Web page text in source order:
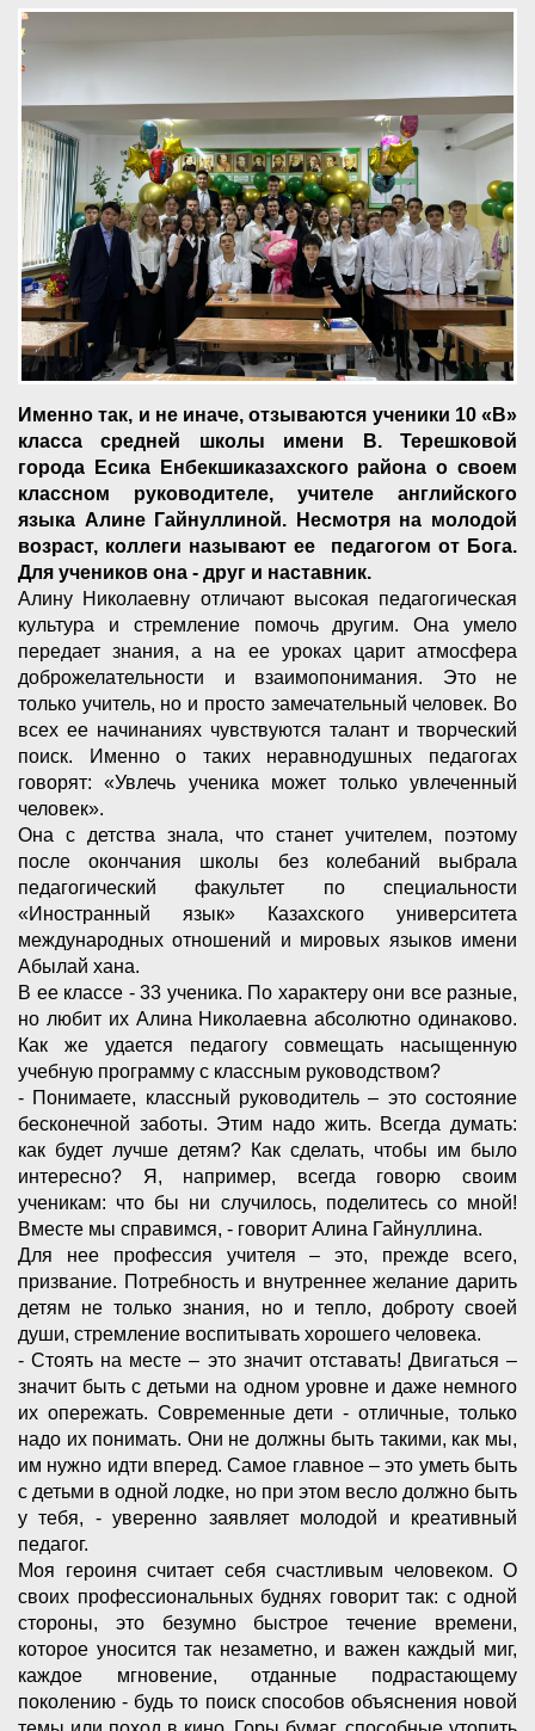
Именно так, и не иначе, отзываются ученики 10 «В»
класса средней школы имени В. Терешковой
города Есика Енбекшиказахского района о своем
классном руководителе, учителе английского
языка Алине Гайнуллиной. Несмотря на молодой
возраст, коллеги называют ее педагогом от Бога.
Для учеников она - друг и наставник.
Алину Николаевну отличают высокая педагогическая
культура и стремление помочь другим. Она умело
передает знания, а на ее уроках царит атмосфера
доброжелательности и взаимопонимания. Это не
только учитель, но и просто замечательный человек. Во
всех ее начинаниях чувствуются талант и творческий
поиск. Именно о таких неравнодушных педагогах
говорят: «Увлечь ученика может только увлеченный
человек».
Она с детства знала, что станет учителем, поэтому
после окончания школы без колебаний выбрала
педагогический факультет по специальности
«Иностранный язык» Казахского университета
международных отношений и мировых языков имени
Абылай хана.
В ее классе - 33 ученика. По характеру они все разные,
но любит их Алина Николаевна абсолютно одинаково.
Как же удается педагогу совмещать насыщенную
учебную программу с классным руководством?
- Понимаете, классный руководитель – это состояние
бесконечной заботы. Этим надо жить. Всегда думать:
как будет лучше детям? Как сделать, чтобы им было
интересно? Я, например, всегда говорю своим
ученикам: что бы ни случилось, поделитесь со мной!
Вместе мы справимся, - говорит Алина Гайнуллина.
Для нее профессия учителя – это, прежде всего,
призвание. Потребность и внутреннее желание дарить
детям не только знания, но и тепло, доброту своей
души, стремление воспитывать хорошего человека.
- Стоять на месте – это значит отставать! Двигаться –
значит быть с детьми на одном уровне и даже немного
их опережать. Современные дети - отличные, только
надо их понимать. Они не должны быть такими, как мы,
им нужно идти вперед. Самое главное – это уметь быть
с детьми в одной лодке, но при этом весло должно быть
у тебя, - уверенно заявляет молодой и креативный
педагог.
Моя героиня считает себя счастливым человеком. О
своих профессиональных буднях говорит так: с одной
стороны, это безумно быстрое течение времени,
которое уносится так незаметно, и важен каждый миг,
каждое мгновение, отданные подрастающему
поколению - будь то поиск способов объяснения новой